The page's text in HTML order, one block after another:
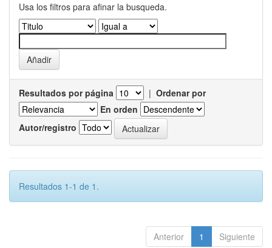
Usa los filtros para afinar la busqueda.
Resultados por página | Ordenar por
En orden
Autor/registro
Resultados 1-1 de 1.
Anterior 1 Siguiente